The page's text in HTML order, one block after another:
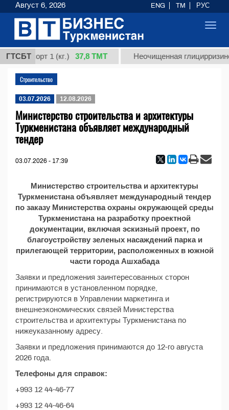
ГТСБТсорт 1 (кг.) 37,8 ТМТ Неочищенная
Строительство
03.07.2026 12.08.2026
Министерство строительства и архитектуры
Туркменистана объявляет международный
тендер
03.07.2026 - 17:39
Министерство строительства и архитектуры
Туркменистана объявляет международный тендер
по заказу Министерства охраны окружающей среды
Туркменистана на разработку проектной
документации, включая эскизный проект, по
благоустройству зеленых насаждений парка и
прилегающей территории, расположенных в южной
части города Ашхабада
Заявки и предложения заинтересованных сторон
принимаются в установленном порядке,
регистрируются в Управлении маркетинга и
внешнеэкономических связей Министерства
строительства и архитектуры Туркменистана по
нижеуказанному адресу.
Заявки и предложения принимаются до 12-го августа
2026 года.
Телефоны для справок:
+993 12 44-46-77
+993 12 44-46-64
Август 6, 2026 ENG TM РУС